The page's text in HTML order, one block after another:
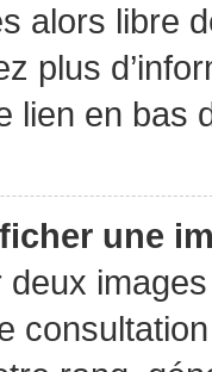
alors libre
plus
lien en bas
une